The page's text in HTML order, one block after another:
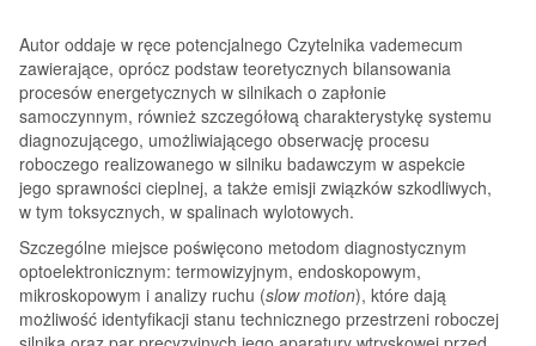
Autor oddaje w ręce potencjalnego Czytelnika vademecum
zawierające, oprócz podstaw teoretycznych bilansowania
procesów energetycznych w silnikach o zapłonie
samoczynnym, również szczegółową charakterystykę systemu
diagnozującego, umożliwiającego obserwację procesu
roboczego realizowanego w silniku badawczym w aspekcie
jego sprawności cieplnej, a także emisji związków szkodliwych,
w tym toksycznych, w spalinach wylotowych.
Szczególne miejsce poświęcono metodom diagnostycznym
optoelektronicznym: termowizyjnym, endoskopowym,
mikroskopowym i analizy ruchu (slow motion), które dają
możliwość identyfikacji stanu technicznego przestrzeni roboczej